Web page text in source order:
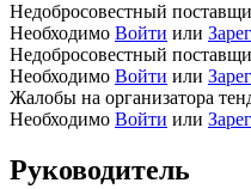
Недобросовестный
Необходимо Войти или
Недобросовестный
Необходимо Войти или
Жалобы на организатора
Необходимо Войти или
Руководитель